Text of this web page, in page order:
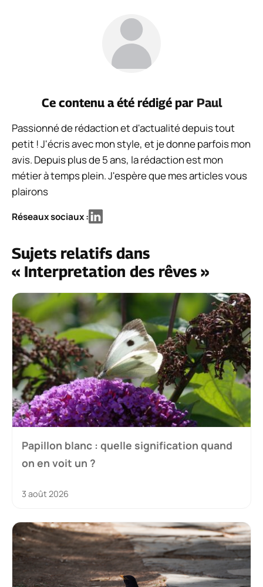
Ce contenu a été rédigé par Paul
Passionné de rédaction et d'actualité depuis tout
petit ! J'écris avec mon style, et je donne parfois mon
avis. Depuis plus de 5 ans, la rédaction est mon
métier à temps plein. J'espère que mes articles vous
plairons
Réseaux sociaux :
Sujets relatifs dans
« Interpretation des rêves »
Papillon blanc : quelle signification quand
on en voit un ?
3 août 2026